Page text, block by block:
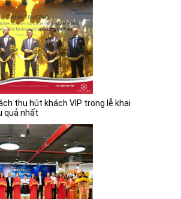
thu hút khách VIP trong lễ khai
quả nhất